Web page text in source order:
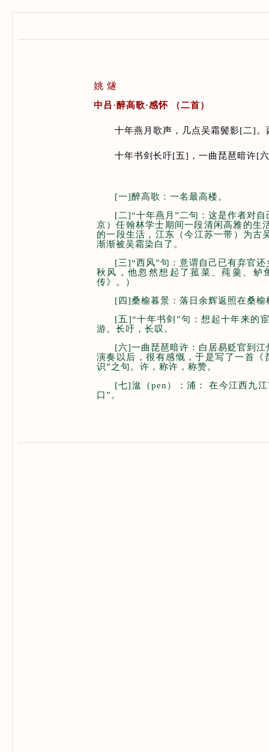
姚 燧
中吕·醉高歌·感怀 （二首）
十年燕月歌声，几点吴霜鬓影[二]
十年书剑长吁[五] ，一曲琵琶暗许[六
[一]醉高歌：一名最高楼。
[二]“十年燕月”二句：这是作者对
京）任翰林学士期间一段清闲高雅的生
的一段生活，江东（今江苏一带）为古
渐渐被吴霜染白了。
[三]“西风”句：意谓自己已有弃官
秋风，他忽然想起了菰菜、莼羹、鲈
传》。）
[四]桑榆暮景：落日余辉返照在桑
[五]“十年书剑”句：想起十年来的
游。长吁，长叹。
[六]一曲琵琶暗许：白居易贬官到
演奏以后，很有感慨，于是写了一首
识”之句。许，称许，称赞。
[七]湓（pen）：浦： 在今江西九
口”。